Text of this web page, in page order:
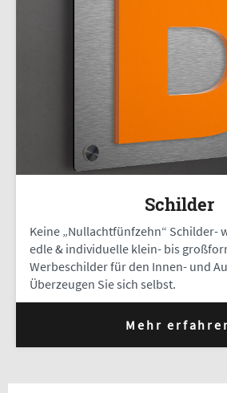
Schilder
Keine „Nullachtfünfzehn“ Schilder-
edle & individuelle klein- bis
Werbeschilder für den Innen- und
Überzeugen Sie sich selbst.
Mehr